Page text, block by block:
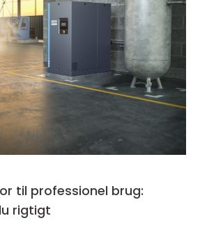
til professionel brug:
rigtigt